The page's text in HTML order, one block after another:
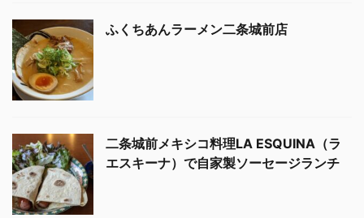
ふくちあんラーメン二条城前店
二条城前メキシコ料理LA ESQUINA（ラ
エスキーナ）で自家製ソーセージランチ